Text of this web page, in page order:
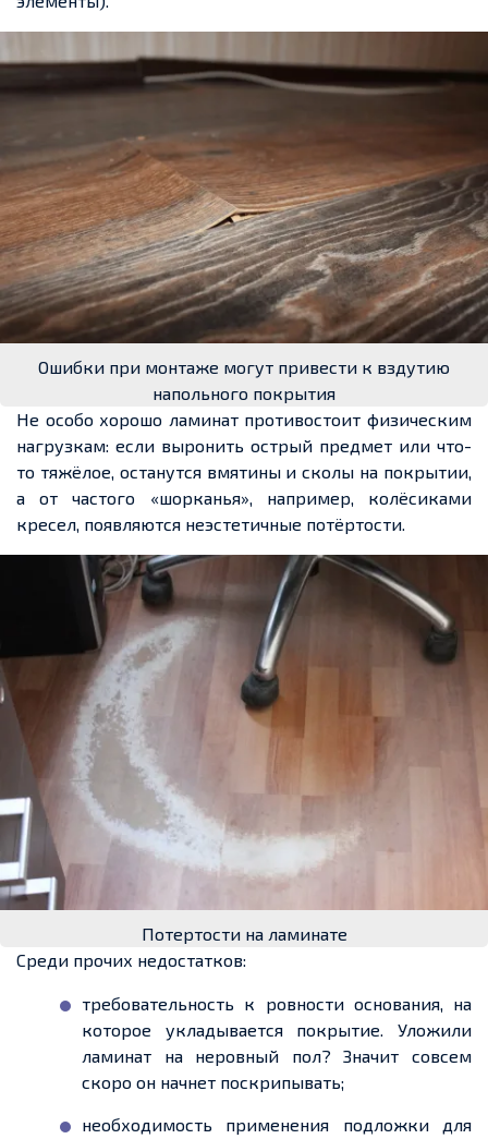
Ошибки при монтаже могут привести к вздутию
напольного покрытия
Не особо хорошо ламинат противостоит физическим
нагрузкам: если выронить острый предмет или что-
то тяжёлое, останутся вмятины и сколы на покрытии,
а от частого «шорканья» , например, колёсиками
кресел, появляются неэстетичные потёртости.
Потертости на ламинате
Среди прочих недостатков:
требовательность к ровности основания, на
которое укладывается покрытие. Уложили
ламинат на неровный пол?Значит совсем
скоро он начнет поскрипывать;
необходимость применения подложки для